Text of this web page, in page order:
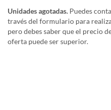
Unidades agotadas. Puedes
través del formulario para
pero debes saber que el precio
oferta puede ser superior.